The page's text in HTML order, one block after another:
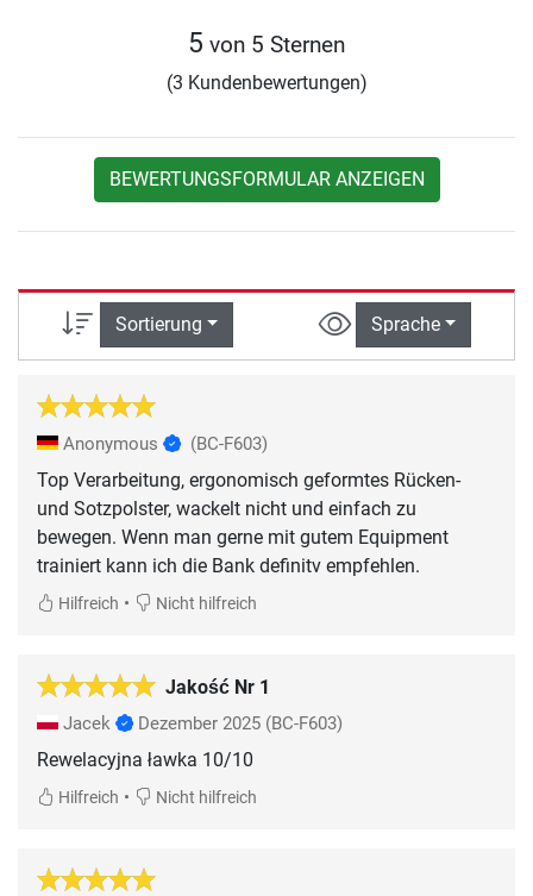
5 von 5 Sternen
(3 Kundenbewertungen)
BEWERTUNGSFORMULAR ANZEIGEN
Sortierung Sprache
Anonymous (BC-F603)
Top Verarbeitung, ergonomisch geformtes Rücken-
und Sotzpolster, wackelt nicht und einfach zu
bewegen. Wenn man gerne mit gutem Equipment
trainiert kann ich die Bank definitv empfehlen.
Hilfreich • Nicht hilfreich
Jakość Nr 1
Jacek Dezember 2025 (BC-F603)
Rewelacyjna ławka 10/10
Hilfreich • Nicht hilfreich